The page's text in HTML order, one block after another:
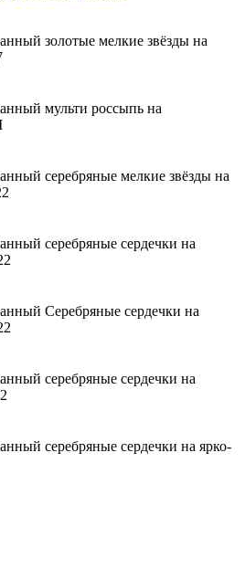
золотые мелкие звёзды на
мульти россыпь на
серебряные мелкие звёзды на
серебряные сердечки на
Серебряные сердечки на
серебряные сердечки на
серебряные сердечки на ярко-